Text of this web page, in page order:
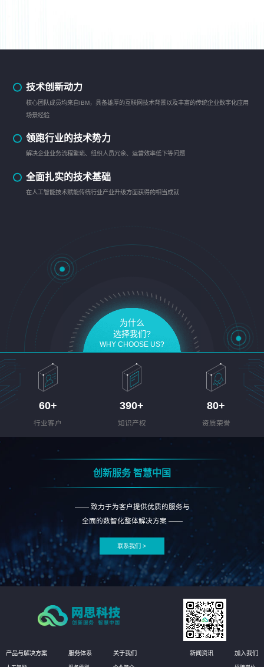
技术创新动力
核心团队成员均来自IBM，具备雄厚的互联网技术背景以及丰富的传统企业数字化应用
场景经验
领跑行业的技术势力
解决企业业务流程繁琐、组织人员冗余、运营效率低下等问题
全面扎实的技术基础
在人工智能技术赋能传统行业产业升级方面获得的相当成就
为什么
选择我们?
WHY CHOOSE US?
60+
行业客户
390+
知识产权
80+
资质荣誉
创新服务 智慧中国
—— 致力于为客户提供优质的服务与
全面的数智化整体解决方案 ——
联系我们 >
产品与解决方案 服务体系 关于我们 新闻资讯 加入我们